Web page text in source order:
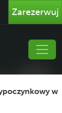
Zarezerwuj
w